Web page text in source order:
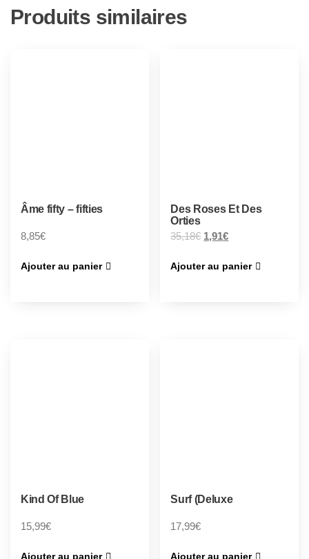
Produits similaires
Âme fifty – fifties
8,85€
Ajouter au panier
Des Roses Et Des
Orties
35,18€ 1,91€
Ajouter au panier
Kind Of Blue
15,99€
Ajouter au panier
Surf (Deluxe
17,99€
Ajouter au panier